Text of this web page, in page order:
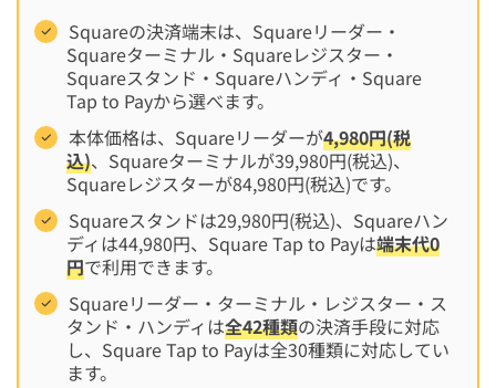
Squareの決済端末は、Squareリーダー・
Squareターミナル・Squareレジスター・
Squareスタンド・Squareハンディ・Square
Tap to Payから選べます。
本体価格は、Squareリーダーが4,980円(税
込)、Squareターミナルが39,980円(税込)、
Squareレジスターが84,980円(税込)です。
Squareスタンドは29,980円(税込)、Squareハン
ディは44,980円、Square Tap to Payは端末代0
円で利用できます。
Squareリーダー・ターミナル・レジスター・ス
タンド・ハンディは全42種類の決済手段に対応
し、Square Tap to Payは全30種類に対応してい
ます。